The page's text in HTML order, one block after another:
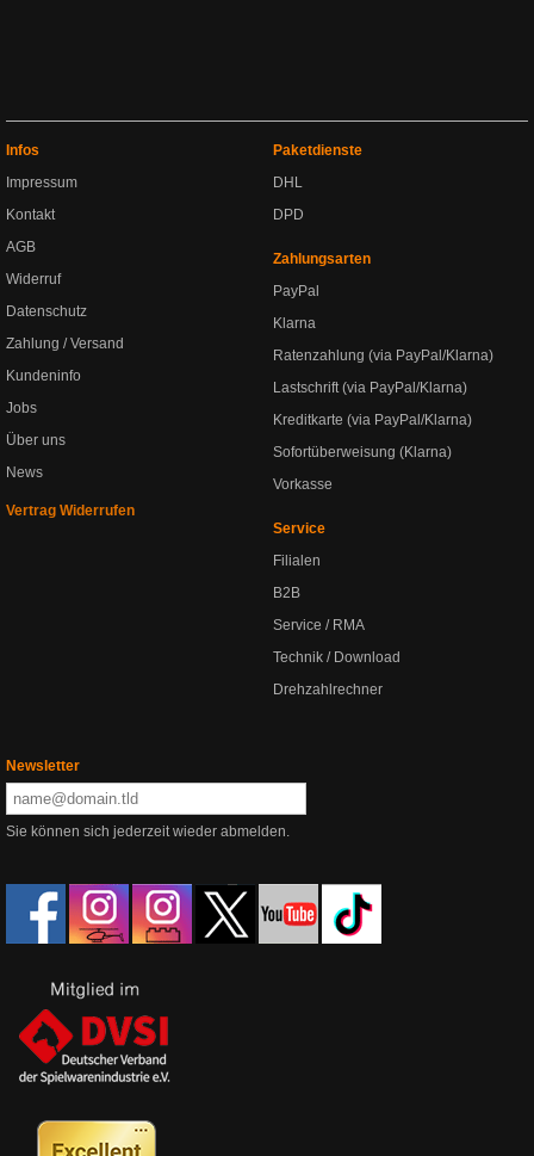
Infos
Impressum
Kontakt
AGB
Widerruf
Datenschutz
Zahlung / Versand
Kundeninfo
Jobs
Über uns
News
Vertrag Widerrufen
Paketdienste
DHL
DPD
Zahlungsarten
PayPal
Klarna
Ratenzahlung (via PayPal/Klarna)
Lastschrift (via PayPal/Klarna)
Kreditkarte (via PayPal/Klarna)
Sofortüberweisung (Klarna)
Vorkasse
Service
Filialen
B2B
Service / RMA
Technik / Download
Drehzahlrechner
Newsletter
Sie können sich jederzeit wieder abmelden.